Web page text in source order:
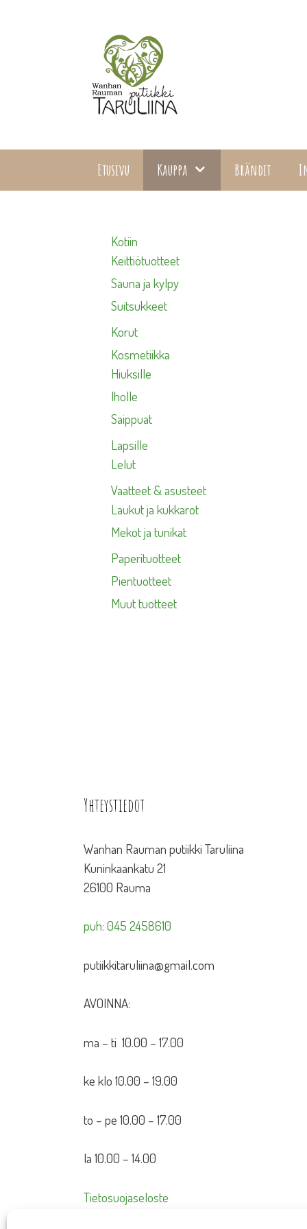
Etusivu Kauppa Brändit
Kotiin
Keittiötuotteet
Sauna ja kylpy
Suitsukkeet
Korut
Kosmetiikka
Hiuksille
Iholle
Saippuat
Lapsille
Lelut
Vaatteet & asusteet
Laukut ja kukkarot
Mekot ja tunikat
Paperituotteet
Pientuotteet
Muut tuotteet
Yhteystiedot
Wanhan Rauman putiikki Taruliina
Kuninkaankatu 21
26100 Rauma
puh: 045 2458610
putiikkitaruliina@gmail.com
AVOINNA:
ma – ti 10.00 – 17.00
ke klo 10.00 – 19.00
to – pe 10.00 – 17.00
la 10.00 – 14.00
Tietosuojaseloste